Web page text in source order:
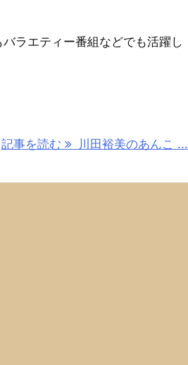
ラエティー番組などでも活躍し
記事を読む 川田裕美のあんこ ...